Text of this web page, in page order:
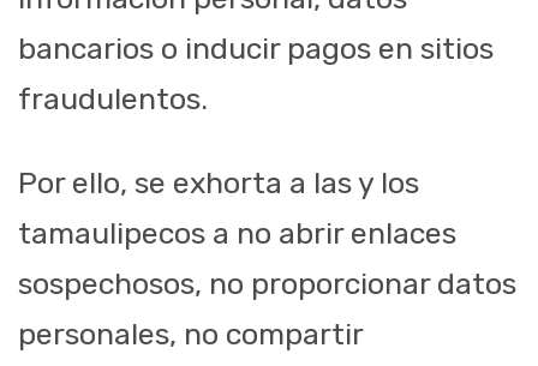
bancarios o inducir pagos en sitios
fraudulentos.
Por ello, se exhorta a las y los
tamaulipecos a no abrir enlaces
sospechosos, no proporcionar datos
personales, no compartir